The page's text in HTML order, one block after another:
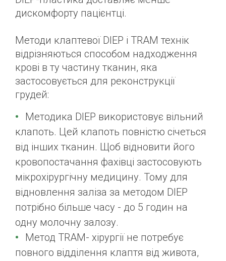
дискомфорту пацієнтці.
Методи клаптевої DIEP і TRAM технік
відрізняються способом надходження
крові в ту частину тканин, яка
застосовується для реконструкції
грудей:
Методика DIEP використовує вільний
клапоть. Цей клапоть повністю січеться
від інших тканин. Щоб відновити його
кровопостачання фахівці застосовують
мікрохірургічну медицину. Тому для
відновлення заліза за методом DIEP
потрібно більше часу - до 5 годин на
одну молочну залозу.
Метод TRAM- хірургії не потребує
повного відділення клаптя від живота,